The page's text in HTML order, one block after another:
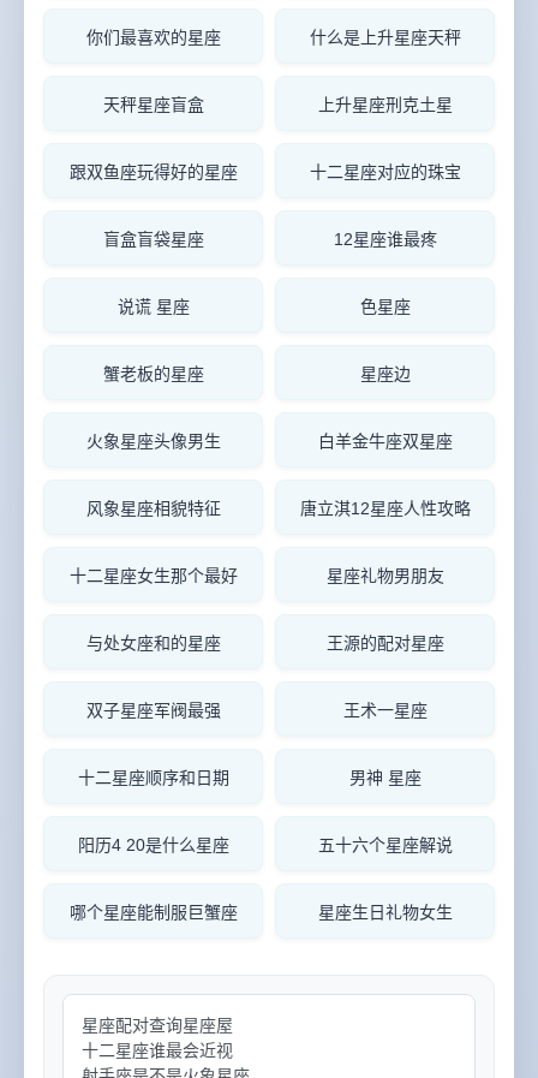
你们最喜欢的星座 什么是上升星座天秤
天秤星座盲盒 上升星座刑克土星
跟双鱼座玩得好的星座 十二星座对应的珠宝
盲盒盲袋星座 12星座谁最疼
说谎 星座 色星座
蟹老板的星座 星座边
火象星座头像男生 白羊金牛座双星座
风象星座相貌特征 唐立淇12星座人性攻略
十二星座女生那个最好 星座礼物男朋友
与处女座和的星座 王源的配对星座
双子星座军阀最强 王术一星座
十二星座顺序和日期 男神 星座
阳历4 20是什么星座 五十六个星座解说
哪个星座能制服巨蟹座 星座生日礼物女生